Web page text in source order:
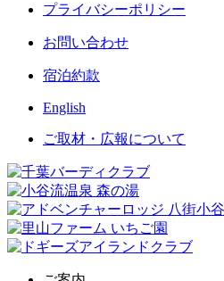
プライバシーポリシー
お問い合わせ
宿泊約款
English
ご取材・広報について